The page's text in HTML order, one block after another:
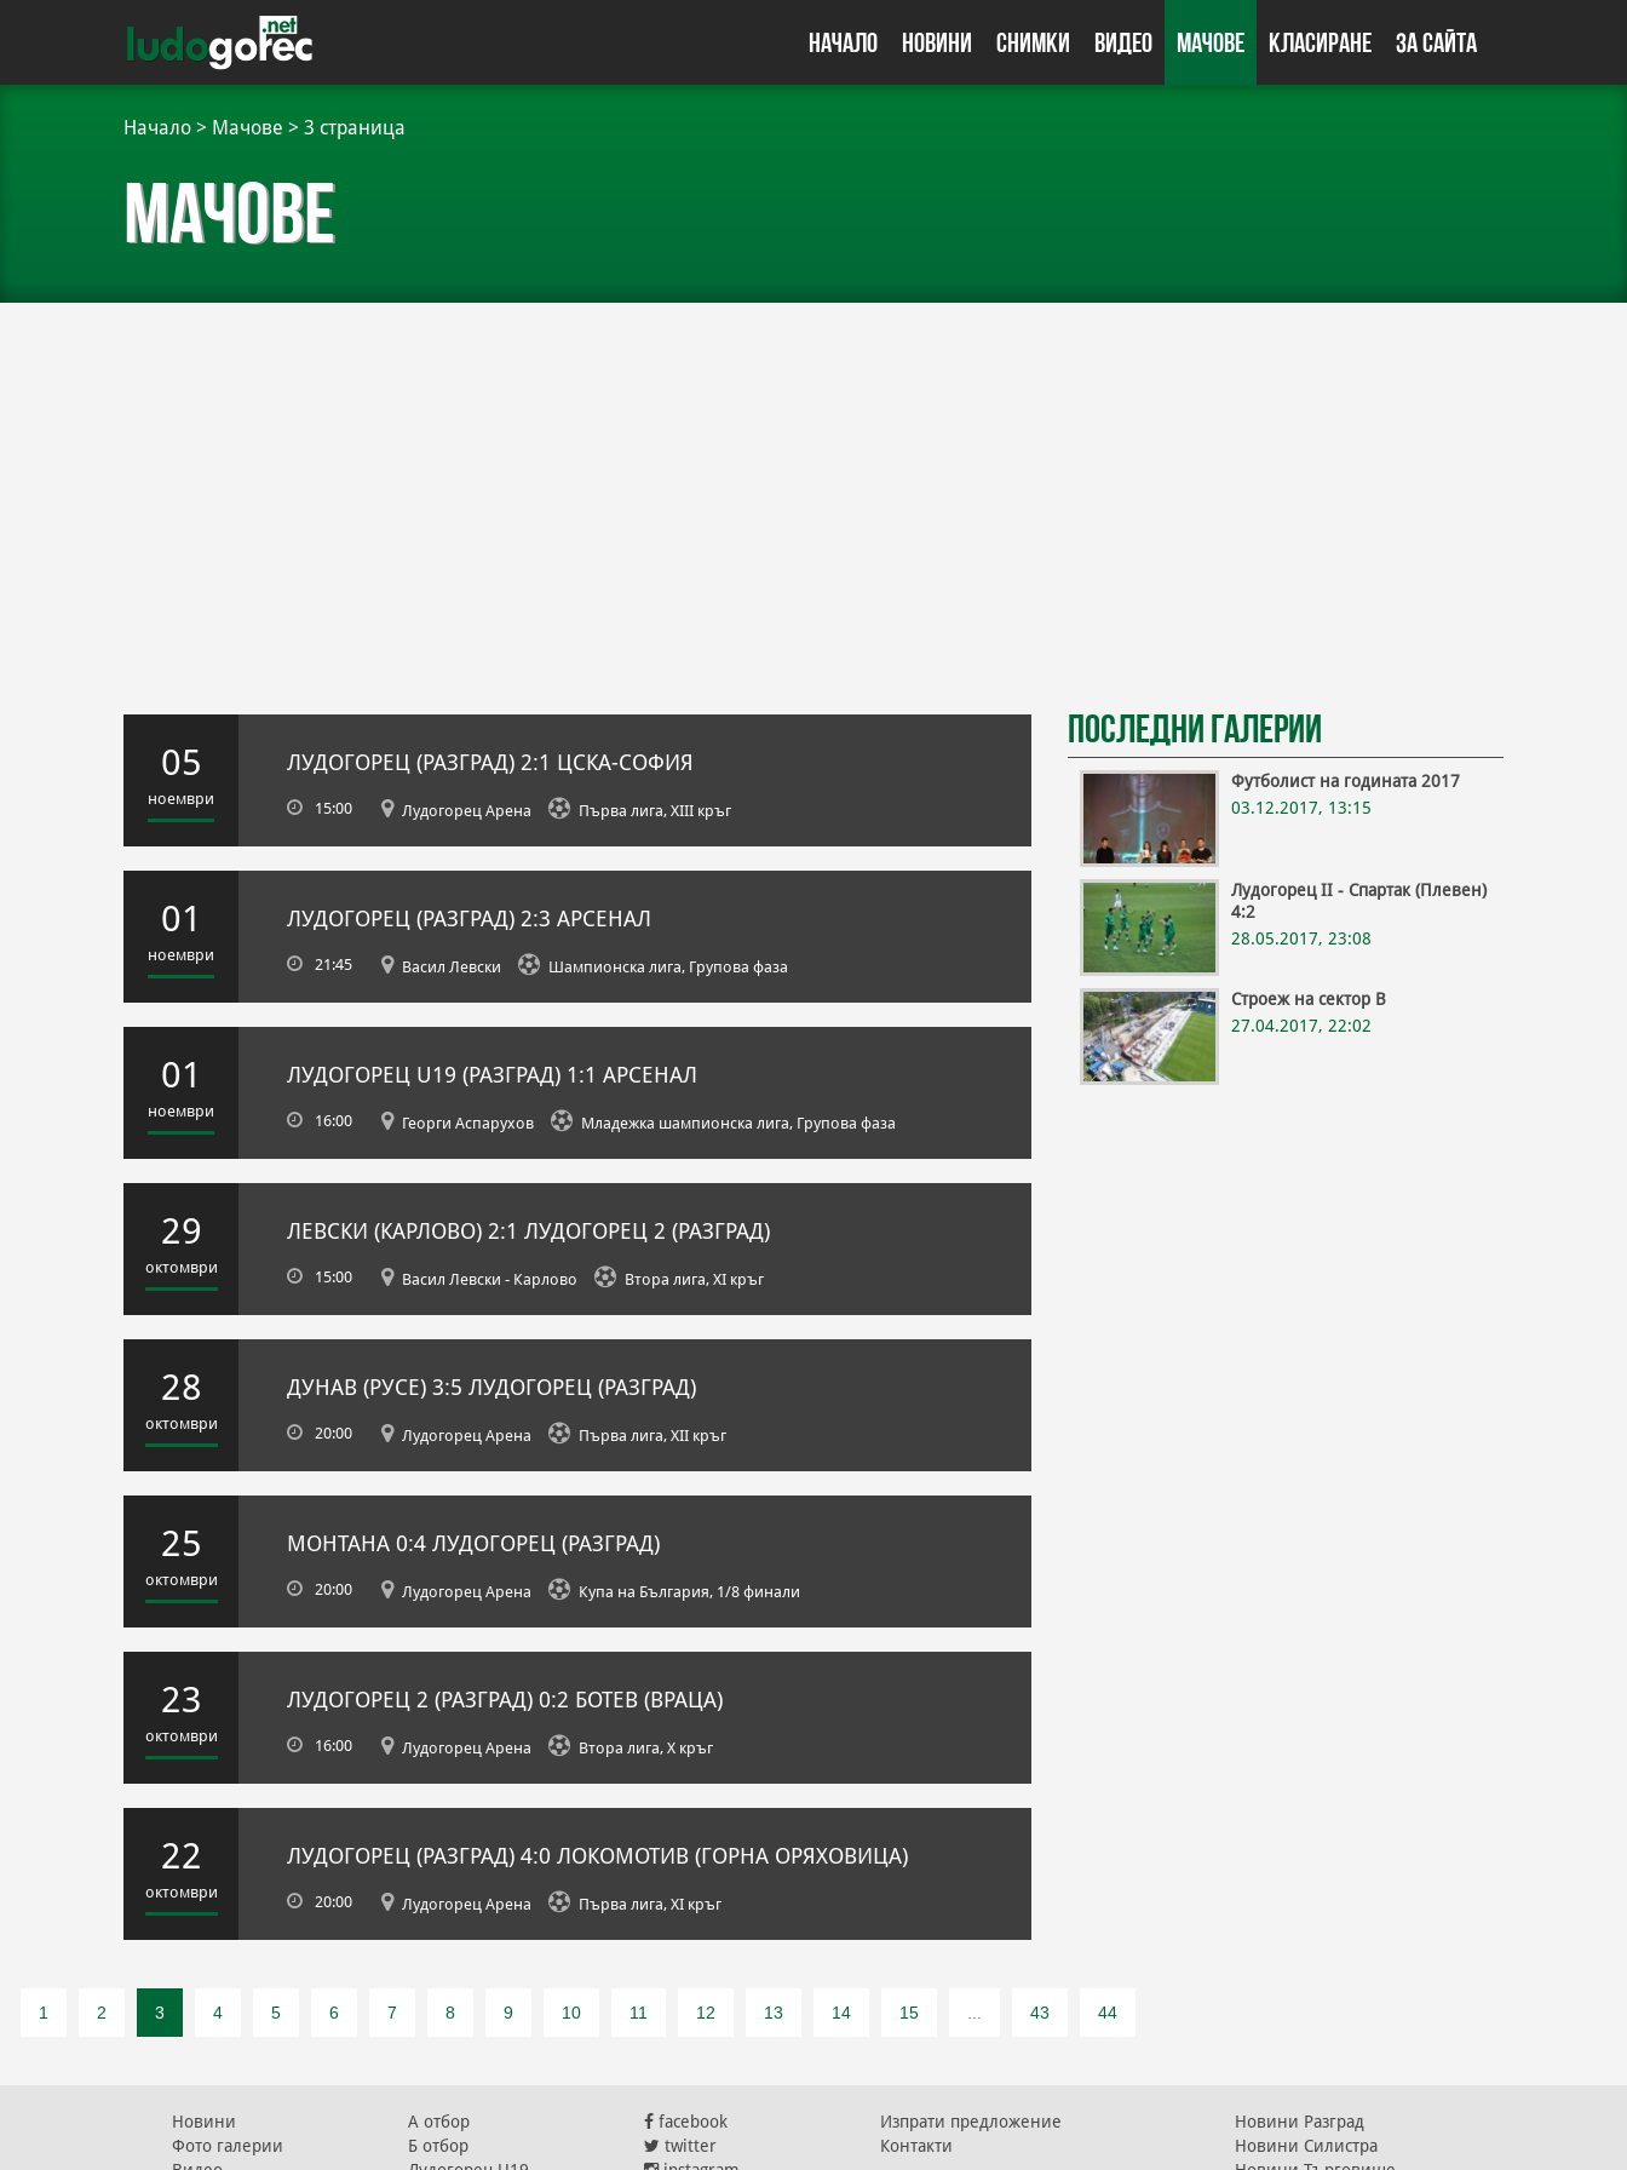
Начало Новини Снимки Видео Мачове Класиране За сайта
Начало > Мачове > 3 страница
Мачове
05
ноември
ЛУДОГОРЕЦ (РАЗГРАД) 2:1 ЦСКА-СОФИЯ
15:00 Лудогорец Арена Първа лига, XIII кръг
01
ноември
ЛУДОГОРЕЦ (РАЗГРАД) 2:3 АРСЕНАЛ
21:45 Васил Левски Шампионска лига, Групова фаза
01
ноември
ЛУДОГОРЕЦ U19 (РАЗГРАД) 1:1 АРСЕНАЛ
16:00 Георги Аспарухов Младежка шампионска лига, Групова фаза
29
октомври
ЛЕВСКИ (КАРЛОВО) 2:1 ЛУДОГОРЕЦ 2 (РАЗГРАД)
15:00 Васил Левски - Карлово Втора лига, XI кръг
28
октомври
ДУНАВ (РУСЕ) 3:5 ЛУДОГОРЕЦ (РАЗГРАД)
20:00 Лудогорец Арена Първа лига, XII кръг
25
октомври
МОНТАНА 0:4 ЛУДОГОРЕЦ (РАЗГРАД)
20:00 Лудогорец Арена Купа на България, 1/8 финали
23
октомври
ЛУДОГОРЕЦ 2 (РАЗГРАД) 0:2 БОТЕВ (ВРАЦА)
16:00 Лудогорец Арена Втора лига, X кръг
22
октомври
ЛУДОГОРЕЦ (РАЗГРАД) 4:0 ЛОКОМОТИВ (ГОРНА ОРЯХОВИЦА)
20:00 Лудогорец Арена Първа лига, XI кръг
1 2 3 4 5 6 7 8 9 10 11 12 13 14 15 43 44
Последни галерии
Футболист на годината 2017
03.12.2017, 13:15
Лудогорец II - Спартак (Плевен)
4:2
28.05.2017, 23:08
Строеж на сектор В
27.04.2017, 22:02
Новини
Фото галерии
А отбор
Б отбор
facebook
twitter
Изпрати предложение
Контакти
Новини Разград
Новини Силистра